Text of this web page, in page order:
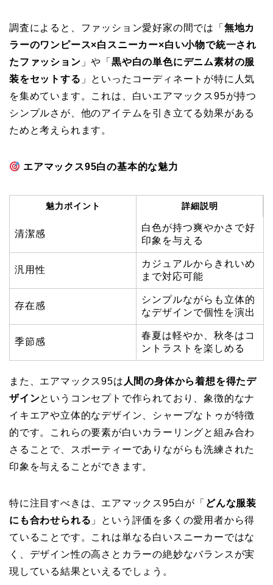
調査によると、ファッション愛好家の間では「 無地カ
ラーのワンピース×白スニーカー×白い小物で統一され
たファッション 」や「黒や白の単色にデニム素材の服
装をセットする 」といったコーディネートが特に人気
を集めています。これは、白いエアマックス95が持つ
シンプルさが、他のアイテムを引き立てる効果がある
ためと考えられます。
エアマックス95白の基本的な魅力
魅力ポイント 詳細説明
清潔感
白色が持つ爽やかさで好
印象を与える
汎用性
カジュアルからきれいめ
まで対応可能
存在感
シンプルながらも立体的
なデザインで個性を演出
季節感
春夏は軽やか、秋冬はコ
ントラストを楽しめる
また、エアマックス95は 人間の身体から着想を得たデ
ザインというコンセプトで作られており、象徴的なナ
イキエアや立体的なデザイン、シャープなトゥが特徴
的です。これらの要素が白いカラーリングと組み合わ
さることで、スポーティーでありながらも洗練された
印象を与えることができます。
特に注目すべきは、エアマックス95白が「 どんな服装
にも合わせられる 」という評価を多くの愛用者から得
ていることです。これは単なる白いスニーカーではな
く、デザイン性の高さとカラーの絶妙なバランスが実
現している結果といえるでしょう。